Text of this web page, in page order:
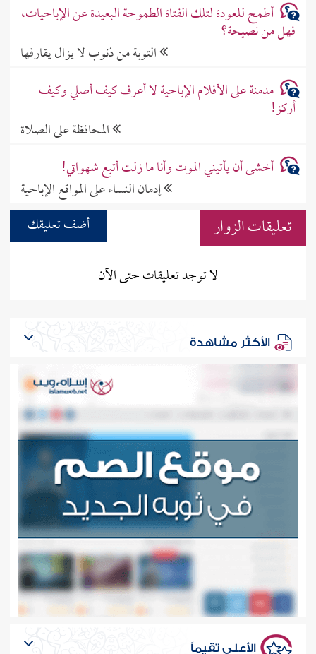
أطمح للعودة لتلك الفتاة الطموحة البعيدة عن الإباحيات،
فهل من نصيحة؟
التوبة من ذنوب لا يزال يقارفها
مدمنة على الأفلام الإباحية لا أعرف كيف أصلي وكيف
أركز!
المحافظة على الصلاة
أخشى أن يأتيني الموت وأنا ما زلت أتبع شهواتي!
إدمان النساء على المواقع الإباحية
تعليقات الزوار
أضف تعليقك
لا توجد تعليقات حتى الآن
الأكثر مشاهدة
الأعلى تقيماً